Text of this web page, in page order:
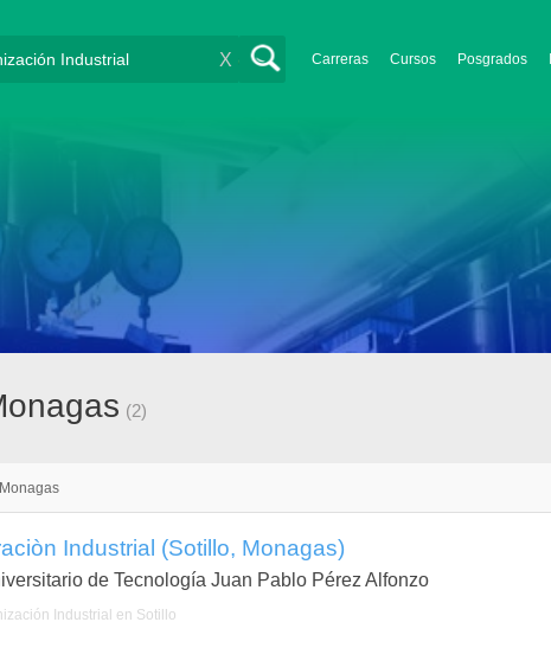
Carreras Cursos Posgrados
X
(2)
Monagas
Industrial (Sotillo, Monagas)
de Tecnología Juan Pablo Pérez Alfonzo
Industrial en Sotillo